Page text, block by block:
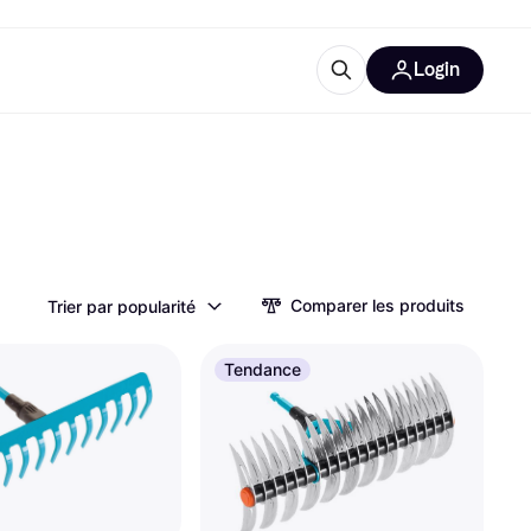
Login
Trier par popularité Comparer les produits
Tendance